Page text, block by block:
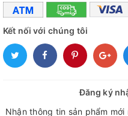
Kết nối với chúng tôi
Đăng ký
Nhận thông tin sản phẩm